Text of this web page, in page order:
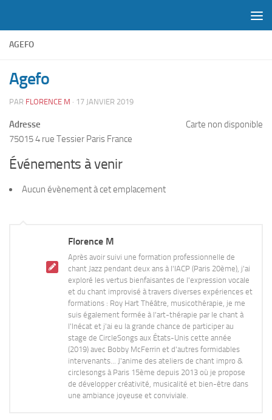
AGEFO
Agefo
PAR FLORENCE M · 17 JANVIER 2019
Carte non disponible
Adresse
75015 4 rue Tessier Paris France
Événements à venir
Aucun évènement à cet emplacement
Florence M
Après avoir suivi une formation professionnelle de
chant Jazz pendant deux ans à l'IACP (Paris 20ème), j'ai
exploré les vertus bienfaisantes de l'expression vocale
et du chant improvisé à travers diverses expériences et
formations : Roy Hart Théâtre, musicothérapie, je me
suis également formée à l'art-thérapie par le chant à
l'Inécat et j'ai eu la grande chance de participer au
stage de CircleSongs aux États-Unis cette année
(2019) avec Bobby McFerrin et d'autres formidables
intervenants... J'anime des ateliers de chant impro &
circlesongs à Paris 15ème depuis 2013 où je propose
de développer créativité, musicalité et bien-être dans
une ambiance joyeuse et conviviale.